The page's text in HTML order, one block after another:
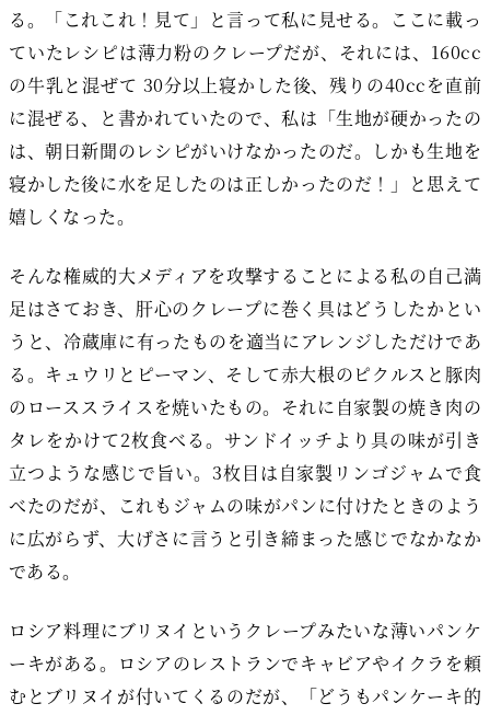
る。「これこれ！見て」と言って私に見せる。ここに載っ
ていたレシピは薄力粉のクレープだが、それには、160cc
の牛乳と混ぜて 30分以上寝かした後、残りの40ccを直前
に混ぜる、と書かれていたので、私は「生地が硬かったの
は、朝日新聞のレシピがいけなかったのだ。しかも生地を
寝かした後に水を足したのは正しかったのだ！」と思えて
嬉しくなった。
そんな権威的大メディアを攻撃することによる私の自己満
足はさておき、肝心のクレープに巻く具はどうしたかとい
うと、冷蔵庫に有ったものを適当にアレンジしただけであ
る。キュウリとピーマン、そして赤大根のピクルスと豚肉
のローススライスを焼いたもの。それに自家製の焼き肉の
タレをかけて2枚食べる。サンドイッチより具の味が引き
立つような感じで旨い。3枚目は自家製リンゴジャムで食
べたのだが、これもジャムの味がパンに付けたときのよう
に広がらず、大げさに言うと引き締まった感じでなかなか
である。
ロシア料理にブリヌイというクレープみたいな薄いパンケ
ーキがある。ロシアのレストランでキャビアやイクラを頼
むとブリヌイが付いてくるのだが、「どうもパンケーキ的